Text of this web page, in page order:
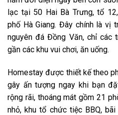
lạc tại 50 Hai Bà Trưng, tổ
phố Hà Giang. Đây chính là vị
nguyên đá Đồng Văn, chỉ các
gần các khu vui chơi, ăn uống.
Homestay được thiết kế theo
gây ấn tượng ngay khi bạn
rộng rãi, thoáng mát gồm 21
nhỏ, khu tổ chức tiệc BBQ,